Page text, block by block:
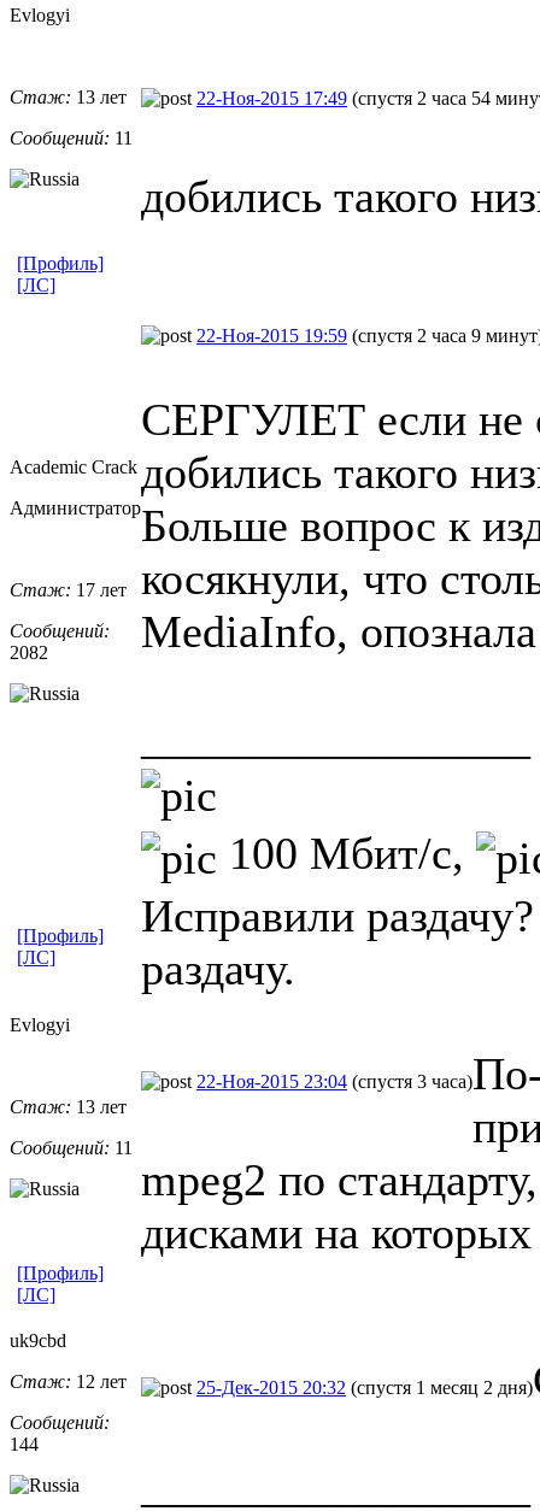
Evlogyi
Стаж: 13 лет
Сообщений: 11
22-Ноя-2015 17:49 (спустя 2 часа 54
добились такого
[Профиль]
[ЛС]
Academic Crack
Администратор
Стаж: 17 лет
Сообщений:
2082
22-Ноя-2015 19:59 (спустя 2 часа 9
СЕРГУЛЕТ если не
добились такого
Больше вопрос к
косякнули, что
MediaInfo,
100 Мбит/с,
Исправили
раздачу.
[Профиль]
[ЛС]
Evlogyi
Стаж: 13 лет
Сообщений: 11
22-Ноя-2015 23:04 (спустя 3 часа)
mpeg2 по
дисками на
[Профиль]
[ЛС]
uk9cbd
Стаж: 12 лет
Сообщений:
144
25-Дек-2015 20:32 (спустя 1 месяц 2 дня)